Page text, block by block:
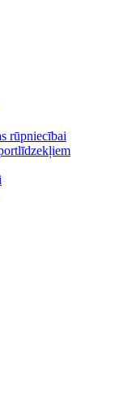
rūpniecībai